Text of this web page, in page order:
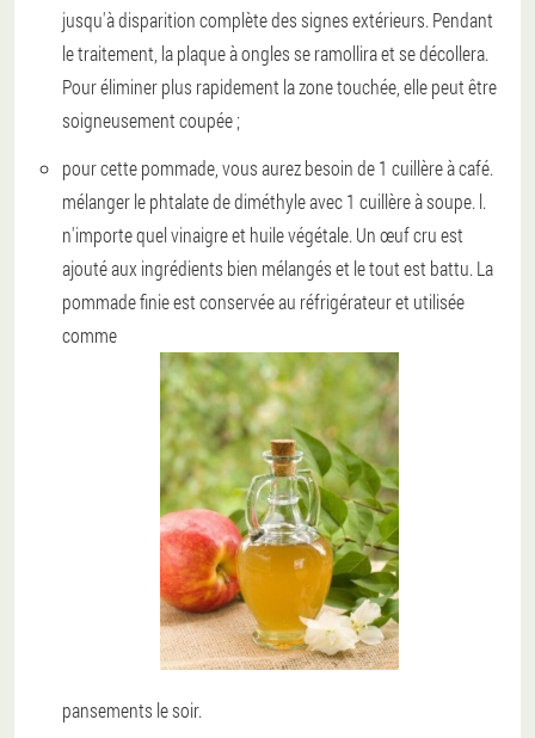
jusqu'à disparition complète des signes extérieurs. Pendant
le traitement, la plaque à ongles se ramollira et se décollera.
Pour éliminer plus rapidement la zone touchée, elle peut être
soigneusement coupée ;
pour cette pommade, vous aurez besoin de 1 cuillère à café.
mélanger le phtalate de diméthyle avec 1 cuillère à soupe. l.
n'importe quel vinaigre et huile végétale. Un œuf cru est
ajouté aux ingrédients bien mélangés et le tout est battu. La
pommade finie est conservée au réfrigérateur et utilisée
comme
pansements le soir.